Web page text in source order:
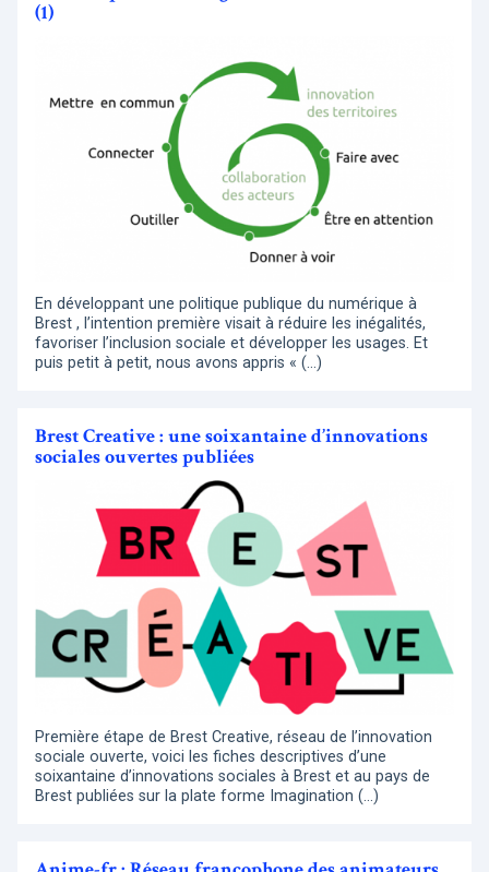
(1)
En développant une politique publique du numérique à
Brest , l’intention première visait à réduire les inégalités,
favoriser l’inclusion sociale et développer les usages. Et
puis petit à petit, nous avons appris « (…)
Brest Creative : une soixantaine d’innovations
sociales ouvertes publiées
Première étape de Brest Creative, réseau de l’innovation
sociale ouverte, voici les fiches descriptives d’une
soixantaine d’innovations sociales à Brest et au pays de
Brest publiées sur la plate forme Imagination (…)